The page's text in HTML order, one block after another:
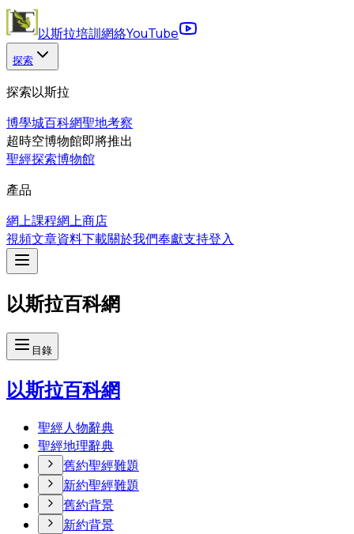
以斯拉培訓網絡YouTube
探索
探索以斯拉
博學城百科網聖地考察
超時空博物館即將推出
聖經探索博物館
產品
網上課程網上商店
視頻文章資料下載關於我們奉獻支持登入
以斯拉百科網
目錄
以斯拉百科網
聖經人物辭典
聖經地理辭典
舊約聖經難題
新約聖經難題
舊約背景
新約背景